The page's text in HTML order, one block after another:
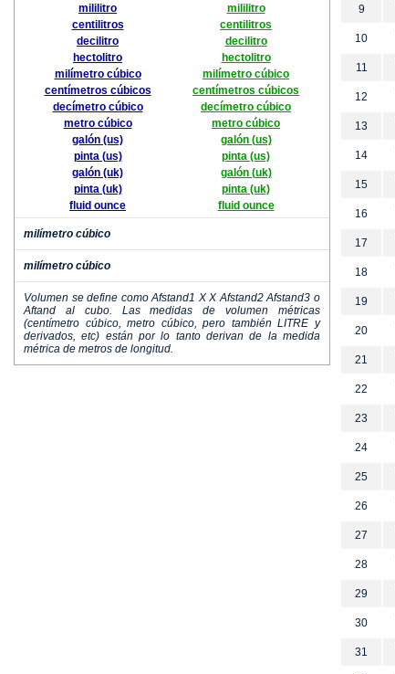
mililitro
centilitros
decilitro
hectolitro
milímetro cúbico
centímetros cúbicos
decímetro cúbico
metro cúbico
galón (us)
pinta (us)
galón (uk)
pinta (uk)
fluid ounce
mililitro
centilitros
decilitro
hectolitro
milímetro cúbico
centímetros cúbicos
decímetro cúbico
metro cúbico
galón (us)
pinta (us)
galón (uk)
pinta (uk)
fluid ounce
milímetro cúbico
milímetro cúbico
Volumen se define como Afstand1 X X Afstand2 Afstand3 o
Aftand al cubo. Las medidas de volumen métricas
(centímetro cúbico, metro cúbico, pero también LITRE y
derivados, etc) están por lo tanto derivan de la medida
métrica de metros de longitud.
9
10
11
12
13
14
15
16
17
18
19
20
21
22
23
24
25
26
27
28
29
30
31